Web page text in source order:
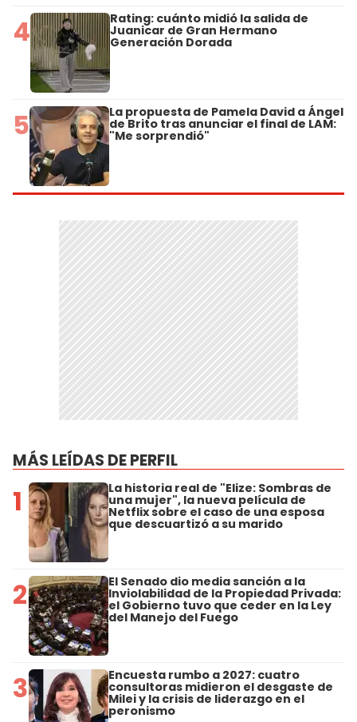
4 Rating: cuánto midió la salida de
Juanicar de Gran Hermano
Generación Dorada
5 La propuesta de Pamela David a Ángel
de Brito tras anunciar el final de LAM:
"Me sorprendió"
MÁS LEÍDAS DE PERFIL
1 La historia real de "Elize: Sombras de
una mujer", la nueva película de
Netflix sobre el caso de una esposa
que descuartizó a su marido
2 El Senado dio media sanción a la
Inviolabilidad de la Propiedad Privada:
el Gobierno tuvo que ceder en la Ley
del Manejo del Fuego
3 Encuesta rumbo a 2027: cuatro
consultoras midieron el desgaste de
Milei y la crisis de liderazgo en el
peronismo